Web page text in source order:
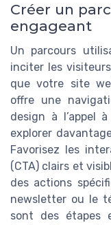
Créer un
engageant
Un parcours
inciter les
que votre site
offre une
design à l’appel
explorer
Favorisez les
(CTA) clairs et
des actions
newsletter ou le
sont des étapes